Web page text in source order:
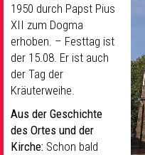
Musik & Kultur
Seelsorge & Kontakt
1950 durch Papst Pius
XII zum Dogma
erhoben. – Festtag ist
der 15.08. Er ist auch
der Tag der
Kräuterweihe.
Aus der Geschichte
des Ortes und der
Kirche: Schon bald